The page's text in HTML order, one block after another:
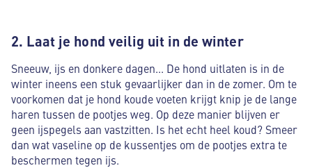
2. Laat je hond veilig uit in de winter
Sneeuw, ijs en donkere dagen... De hond uitlaten is in de
winter ineens een stuk gevaarlijker dan in de zomer. Om te
voorkomen dat je hond koude voeten krijgt knip je de lange
haren tussen de pootjes weg. Op deze manier blijven er
geen ijspegels aan vastzitten. Is het echt heel koud? Smeer
dan wat vaseline op de kussentjes om de pootjes extra te
beschermen tegen ijs.